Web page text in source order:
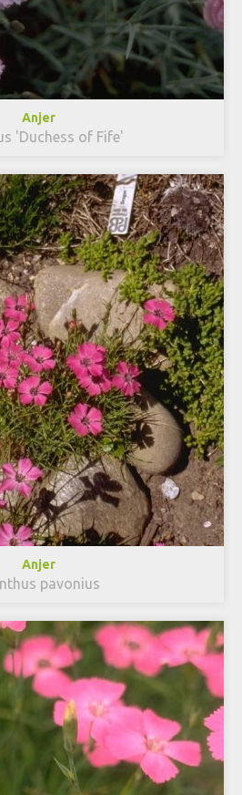
Anjer
'Duchess of Fife'
Anjer
pavonius